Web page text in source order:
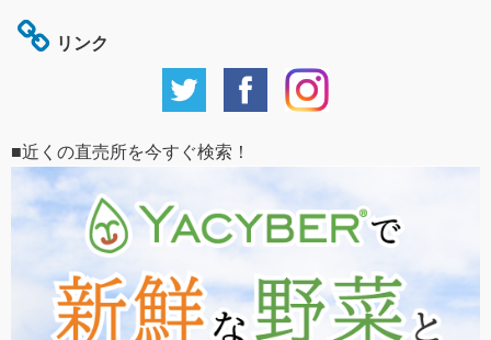
リンク
■近くの直売所を今すぐ検索！